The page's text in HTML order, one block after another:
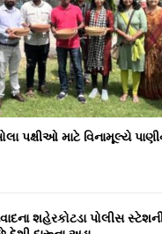
પક્ષીઓ માટે વિનામૂલ્યે
શહેરકોટડા પોલીસ